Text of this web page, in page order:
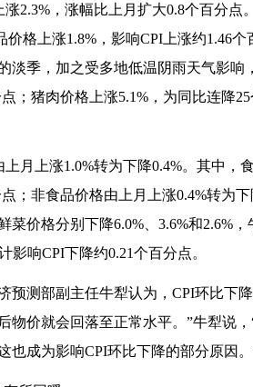
涨2.3%，涨幅比上月扩大0.8个百分
价格上涨1.8%，影响CPI上涨约1.46
淡季，加之受多地低温阴雨天气影响
；猪肉价格上涨5.1%，为同比连降
上月上涨1.0%转为下降0.4%。其中，
；非食品价格由上月上涨0.4%转为
菜价格分别下降6.0%、3.6%和2.6%
影响CPI下降约0.21个百分点。
预测部副主任牛犁认为，CPI环比下
物价就会回落至正常水平。”牛犁说
也成为影响CPI环比下降的部分原因